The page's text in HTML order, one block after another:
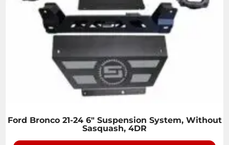
Ford Bronco 21-24 6" Suspension System, Without
Sasquash, 4DR